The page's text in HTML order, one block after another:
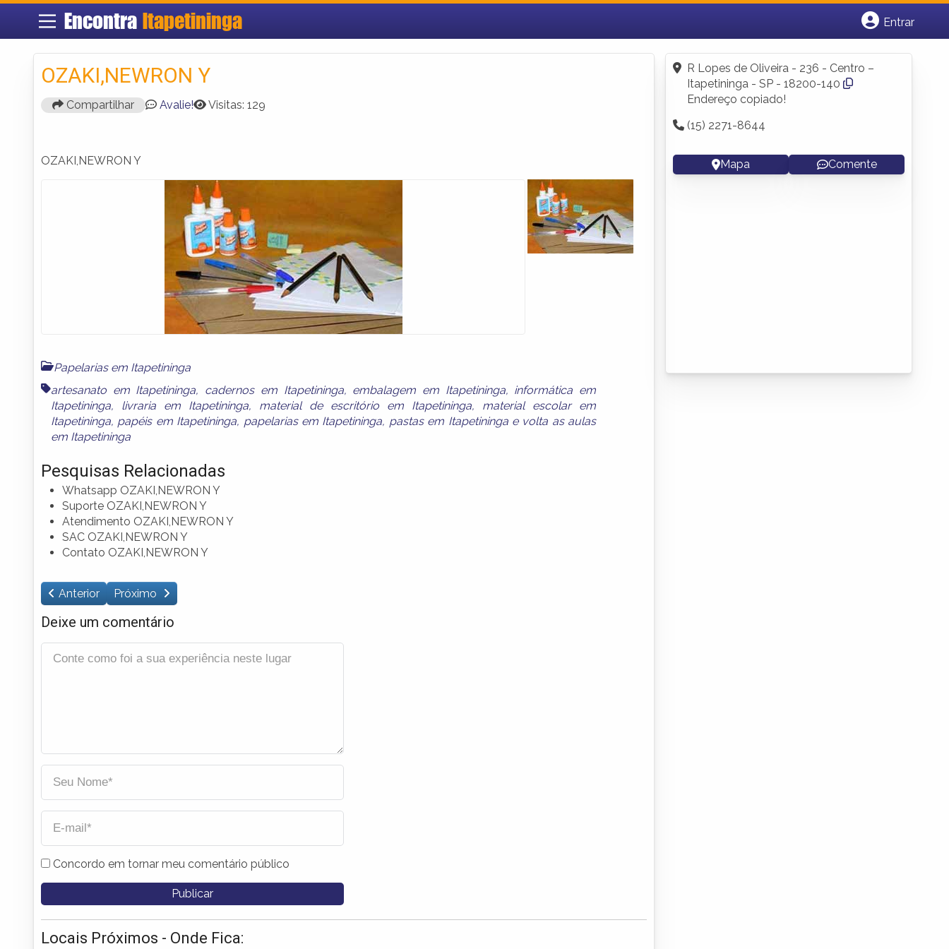
Encontra Itapetininga
Entrar
Fazer login
Criar conta
OZAKI,NEWRON Y
Compartilhar Avalie! Visitas: 129
OZAKI,NEWRON Y
Papelarias em Itapetininga
artesanato em Itapetininga, cadernos em Itapetininga, embalagem em Itapetininga, informática em
Itapetininga, livraria em Itapetininga, material de escritório em Itapetininga, material escolar em
Itapetininga, papéis em Itapetininga, papelarias em Itapetininga, pastas em Itapetiningae volta as aulas
em Itapetininga
Pesquisas Relacionadas
Whatsapp OZAKI,NEWRON Y
Suporte OZAKI,NEWRON Y
Atendimento OZAKI,NEWRON Y
SAC OZAKI,NEWRON Y
Contato OZAKI,NEWRON Y
Anterior Próximo
Deixe um comentário
Concordo em tornar meu comentário público
Locais Próximos - Onde Fica:
R Lopes de Oliveira - 236 - Centro –
Itapetininga - SP - 18200-140
Endereço copiado!
(15) 2271-8644
Mapa Comente